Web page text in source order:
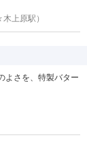
木上原駅）
よさを、特製バター